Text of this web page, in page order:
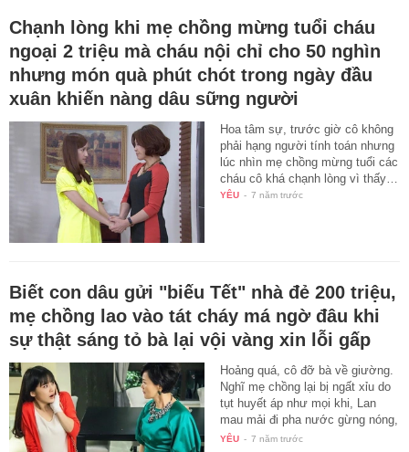
Chạnh lòng khi mẹ chồng mừng tuổi cháu
ngoại 2 triệu mà cháu nội chỉ cho 50 nghìn
nhưng món quà phút chót trong ngày đầu
xuân khiến nàng dâu sững người
Hoa tâm sự, trước giờ cô không
phải hạng người tính toán nhưng
lúc nhìn mẹ chồng mừng tuổi các
cháu cô khá chạnh lòng vì thấy…
YÊU - 7 năm trước
Biết con dâu gửi "biếu Tết" nhà đẻ 200 triệu,
mẹ chồng lao vào tát cháy má ngờ đâu khi
sự thật sáng tỏ bà lại vội vàng xin lỗi gấp
Hoảng quá, cô đỡ bà về giường.
Nghĩ mẹ chồng lại bị ngất xỉu do
tụt huyết áp như mọi khi, Lan
mau mải đi pha nước gừng nóng,
…
YÊU - 7 năm trước